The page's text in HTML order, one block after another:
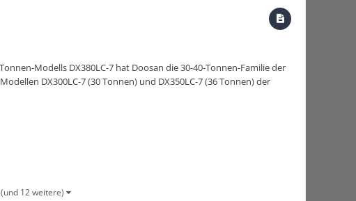
Modells DX380LC-7 hat Doosan die 30-40-Tonnen-Familie der
DX300LC-7 (30 Tonnen) und DX350LC-7 (36 Tonnen) der
(und 12 weitere)